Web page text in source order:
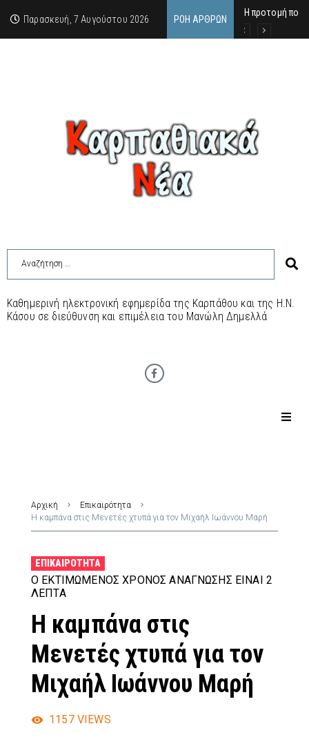
Παρασκευή, 7 Αυγούστου 2026 ΡΟΉ ΆΡΘΡΩΝ
Η προτομή που
Ο αιώνιος
Δικαστική
Καθημερινή ηλεκτρονική εφημερίδα της Καρπάθου και της Η.Ν.
Κάσου σε διεύθυνση και επιμέλεια του Μανώλη Δημελλά
Αρχική
Επικαιρότητα
Η καμπάνα στις Μενετές χτυπά για τον Μιχαήλ Ιωάννου Μαρή
ΕΠΙΚΑΙΡΌΤΗΤΑ
Ο ΕΚΤΙΜΏΜΕΝΟΣ ΧΡΌΝΟΣ ΑΝΆΓΝΩΣΗΣ ΕΊΝΑΙ 2
ΛΕΠΤΆ
Η καμπάνα στις
Μενετές χτυπά για τον
Μιχαήλ Ιωάννου Μαρή
1157 VIEWS